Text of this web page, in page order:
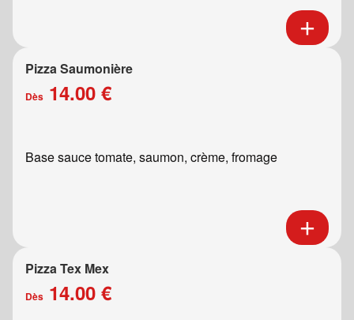
Pizza Saumonière
Dès 14.00 €
Base sauce tomate, saumon, crème, fromage
Pizza Tex Mex
Dès 14.00 €